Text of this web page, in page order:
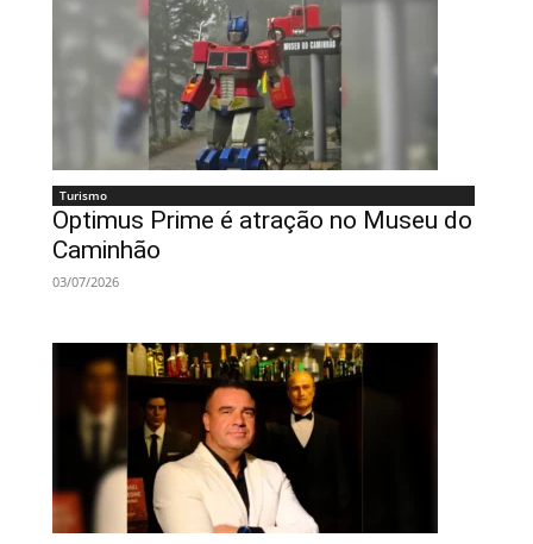
Turismo
Optimus Prime é atração no Museu do
Caminhão
03/07/2026